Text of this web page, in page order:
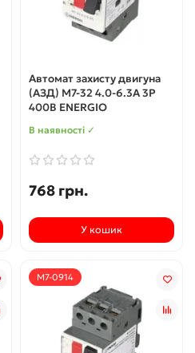
Автомат захисту двигуна
(АЗД) M7-32 4.0-6.3А 3P
400В ENERGIO
В наявності ✓
768 грн.
У кошик
M7-0914